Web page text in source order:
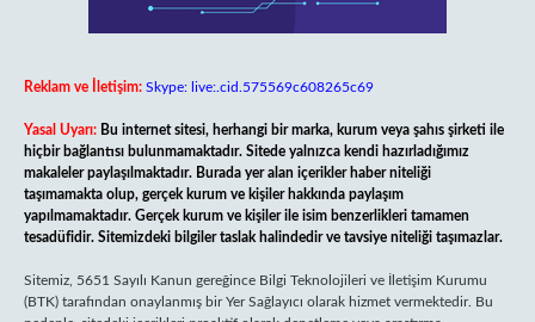
Reklam ve İletişim: Skype: live:.cid.575569c608265c69
Yasal Uyarı: Bu internet sitesi, herhangi bir marka, kurum veya şahıs şirketi ile
hiçbir bağlantısı bulunmamaktadır. Sitede yalnızca kendi hazırladığımız
makaleler paylaşılmaktadır. Burada yer alan içerikler haber niteliği
taşımamakta olup, gerçek kurum ve kişiler hakkında paylaşım
yapılmamaktadır. Gerçek kurum ve kişiler ile isim benzerlikleri tamamen
tesadüfidir. Sitemizdeki bilgiler taslak halindedir ve tavsiye niteliği taşımazlar.
Sitemiz, 5651 Sayılı Kanun gereğince Bilgi Teknolojileri ve İletişim Kurumu
(BTK) tarafından onaylanmış bir Yer Sağlayıcı olarak hizmet vermektedir. Bu